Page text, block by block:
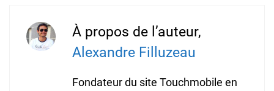
À propos de l’auteur,
Alexandre Filluzeau
Fondateur du site Touchmobile en